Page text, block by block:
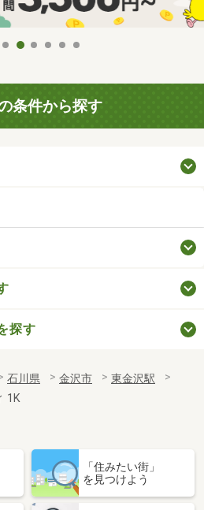
条件から探す
探す
石川県 金沢市
東金沢駅
1K
「住みたい街」
を見つけよう